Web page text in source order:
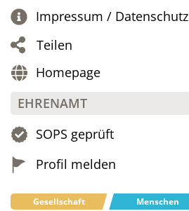
Impressum / Datenschutz
Teilen
Homepage
EHRENAMT
SOPS geprüft
Profil melden
Gesellschaft Menschen